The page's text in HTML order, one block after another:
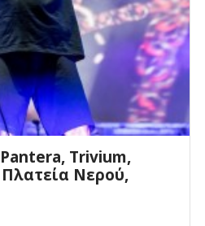
Trivium,
Νερού,